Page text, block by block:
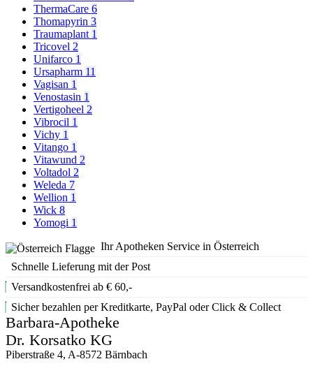
ThermaCare 6
Thomapyrin 3
Traumaplant 1
Tricovel 2
Unifarco 1
Ursapharm 11
Vagisan 1
Venostasin 1
Vertigoheel 2
Vibrocil 1
Vichy 1
Vitango 1
Vitawund 2
Voltadol 2
Weleda 7
Wellion 1
Wick 8
Yomogi 1
Ihr Apotheken Service in Österreich
Schnelle Lieferung mit der Post
Versandkostenfrei ab € 60,-
Sicher bezahlen per Kreditkarte, PayPal oder Click & Collect
Barbara-Apotheke
Dr. Korsatko KG
Piberstraße 4, A-8572 Bärnbach